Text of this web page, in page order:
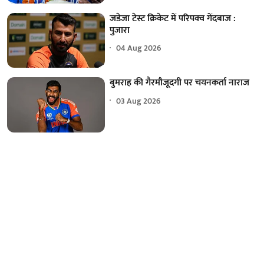
जडेजा टेस्ट क्रिकेट में परिपक्व गेंदबाज :
पुजारा
04 Aug 2026
बुमराह की गैरमौजूदगी पर चयनकर्ता नाराज
03 Aug 2026